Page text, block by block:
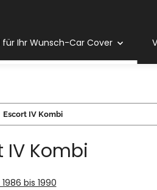
für Ihr Wunsch-Car Cover
Escort IV Kombi
IV Kombi
bis 1990